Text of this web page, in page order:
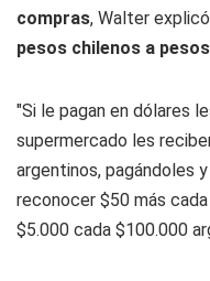
compras, Walter
pesos chilenos a
"Si le pagan en dólares
supermercado les
argentinos, pagándoles
reconocer $50 más
$5.000 cada $100.000